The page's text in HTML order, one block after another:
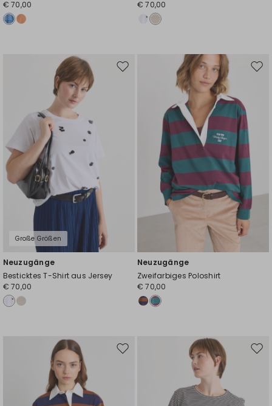
€ 70,00 € 70,00
Große Größen
Auf
Neuzugänge
Besticktes T-Shirt aus Jersey
€ 70,00
Auf
Neuzugänge
Zweifarbiges Poloshirt
€ 70,00
Auf
Auf